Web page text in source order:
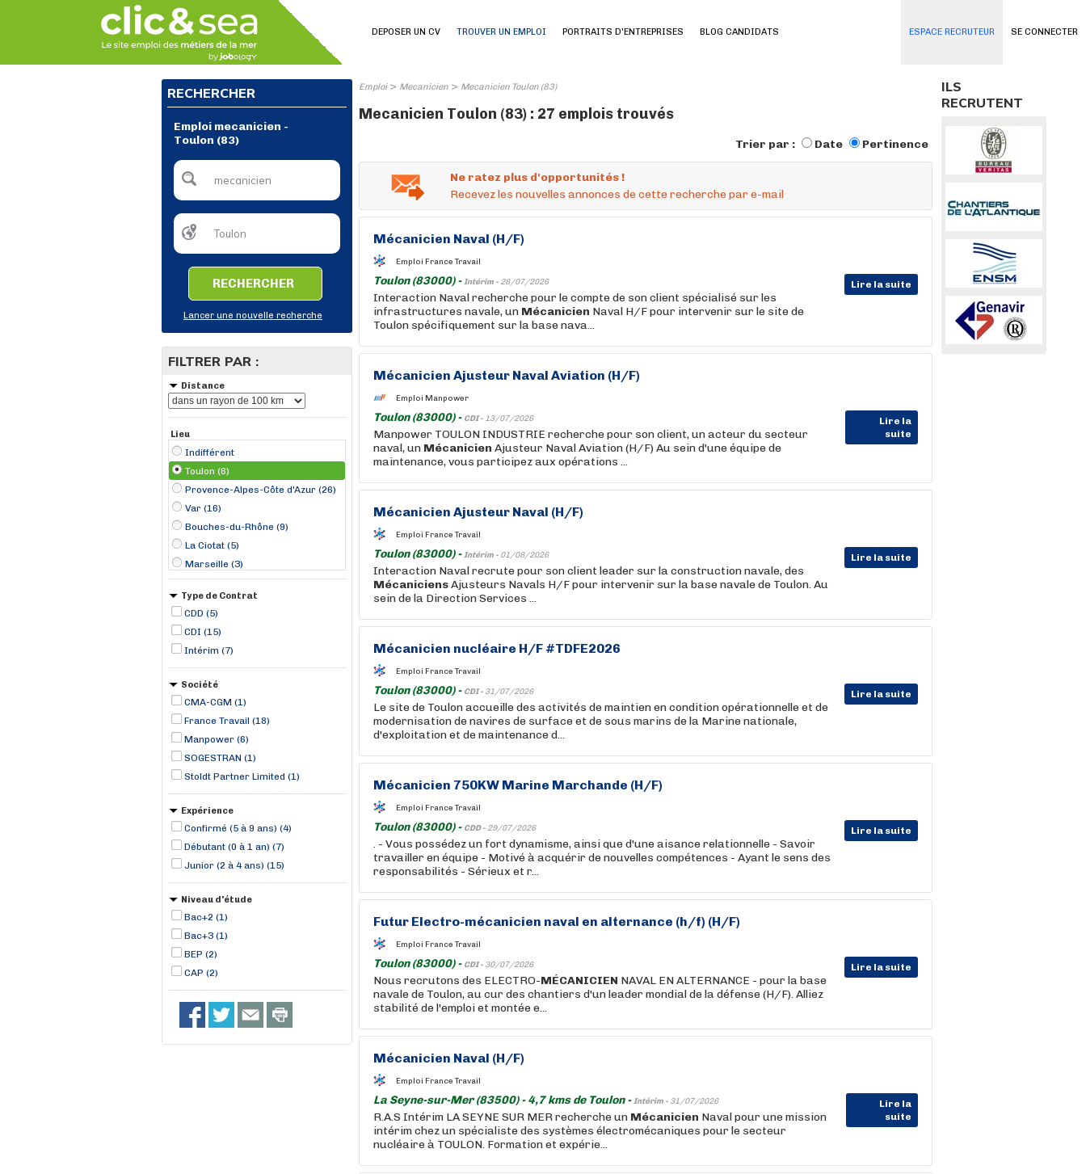
SE CONNECTER
DEPOSER UN CV TROUVER UN EMPLOI PORTRAITS D'ENTREPRISES BLOG CANDIDATS ESPACE RECRUTEUR
RECHERCHER
Emploi mecanicien -
Toulon (83)
RECHERCHER
Lancer une nouvelle recherche
FILTRER PAR :
Distance
Lieu
Indifférent
Toulon (6)
Provence-Alpes-Côte d'Azur (26)
Var (16)
Bouches-du-Rhône (9)
La Ciotat (5)
Marseille (3)
Grimaud (2)
Le Lavandou (2)
Bormes-les-Mimosas (1)
Cogolin (1)
Hyères (1)
Type de Contrat
CDD (5)
CDI (15)
Intérim (7)
Société
CMA-CGM (1)
France Travail (18)
Manpower (6)
SOGESTRAN (1)
Stoldt Partner Limited (1)
Expérience
Confirmé (5 à 9 ans) (4)
Débutant (0 à 1 an) (7)
Junior (2 à 4 ans) (15)
Niveau d'étude
Bac+2 (1)
Bac+3 (1)
BEP (2)
CAP (2)
Emploi> Mecanicien > Mecanicien Toulon (83)
Mecanicien Toulon (83) : 27 emplois trouvés
Trier par : Date Pertinence
Ne ratez plus d'opportunités !
Recevez les nouvelles annonces de cette recherche par e-mail
Mécanicien Naval (H/F)
Emploi France Travail
Toulon (83000) -Intérim - 28/07/2026 Lire la suite
Interaction Naval recherche pour le compte de son client spécialisé sur les
infrastructures navale, un Mécanicien Naval H/F pour intervenir sur le site de
Toulon spécifiquement sur la base nava...
Mécanicien Ajusteur Naval Aviation (H/F)
Emploi Manpower
Toulon (83000) - CDI - 13/07/2026
Lire la
suite
Manpower TOULON INDUSTRIE recherche pour son client, un acteur du secteur
naval, un Mécanicien Ajusteur Naval Aviation (H/F) Au sein d'une équipe de
maintenance, vous participez aux opérations ...
Mécanicien Ajusteur Naval (H/F)
Emploi France Travail
Toulon (83000) -Intérim - 01/08/2026 Lire la suite
Interaction Naval recrute pour son client leader sur la construction navale, des
MécaniciensAjusteurs Navals H/F pour intervenir sur la base navale de Toulon. Au
sein de la Direction Services ...
Mécanicien nucléaire H/F #TDFE2026
Emploi France Travail
Toulon (83000) - CDI - 31/07/2026 Lire la suite
Le site de Toulon accueille des activités de maintien en condition opérationnelle et de
modernisation de navires de surface et de sous marins de la Marine nationale,
d'exploitation et de maintenance d...
Mécanicien 750KW Marine Marchande (H/F)
Emploi France Travail
Toulon (83000) - CDD - 29/07/2026 Lire la suite
. - Vous possédez un fort dynamisme, ainsi que d'une aisance relationnelle - Savoir
travailler en équipe - Motivé à acquérir de nouvelles compétences - Ayant le sens des
responsabilités - Sérieux et r...
Futur Electro-mécanicien naval en alternance (h/f) (H/F)
Emploi France Travail
Toulon (83000) - CDI - 30/07/2026 Lire la suite
Nous recrutons des ELECTRO-MÉCANICIEN NAVAL EN ALTERNANCE - pour la base
navale de Toulon, au cur des chantiers d'un leader mondial de la défense (H/F). Alliez
stabilité de l'emploi et montée e...
Mécanicien Naval (H/F)
Emploi France Travail
La Seyne-sur-Mer (83500) - 4,7 kms de Toulon -Intérim - 31/07/2026
Lire la
suite
R.A.S Intérim LA SEYNE SUR MER recherche un Mécanicien Naval pour une mission
intérim chez un spécialiste des systèmes électromécaniques pour le secteur
nucléaire à TOULON. Formation et expérie...
ILS
RECRUTENT